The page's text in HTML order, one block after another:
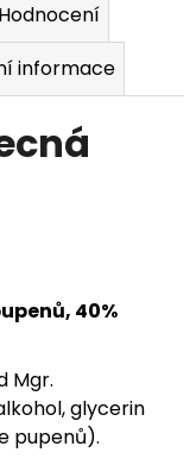
Hodnocení
informace
40%
Mgr.
glycerin
pupenů).